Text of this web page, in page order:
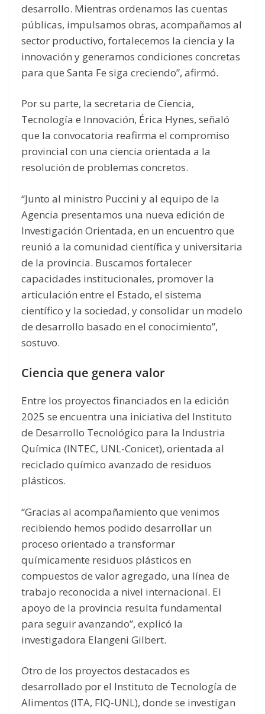
desarrollo. Mientras ordenamos las cuentas
públicas, impulsamos obras, acompañamos al
sector productivo, fortalecemos la ciencia y la
innovación y generamos condiciones concretas
para que Santa Fe siga creciendo”, afirmó.
Por su parte, la secretaria de Ciencia,
Tecnología e Innovación, Érica Hynes, señaló
que la convocatoria reafirma el compromiso
provincial con una ciencia orientada a la
resolución de problemas concretos.
“Junto al ministro Puccini y al equipo de la
Agencia presentamos una nueva edición de
Investigación Orientada, en un encuentro que
reunió a la comunidad científica y universitaria
de la provincia. Buscamos fortalecer
capacidades institucionales, promover la
articulación entre el Estado, el sistema
científico y la sociedad, y consolidar un modelo
de desarrollo basado en el conocimiento”,
sostuvo.
Ciencia que genera valor
Entre los proyectos financiados en la edición
2025 se encuentra una iniciativa del Instituto
de Desarrollo Tecnológico para la Industria
Química (INTEC, UNL-Conicet), orientada al
reciclado químico avanzado de residuos
plásticos.
“Gracias al acompañamiento que venimos
recibiendo hemos podido desarrollar un
proceso orientado a transformar
químicamente residuos plásticos en
compuestos de valor agregado, una línea de
trabajo reconocida a nivel internacional. El
apoyo de la provincia resulta fundamental
para seguir avanzando”, explicó la
investigadora Elangeni Gilbert.
Otro de los proyectos destacados es
desarrollado por el Instituto de Tecnología de
Alimentos (ITA, FIQ-UNL), donde se investigan